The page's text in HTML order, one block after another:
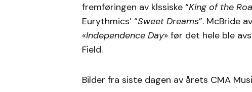
fremføringen av klssiske “King of the
Eurythmics’ “Sweet Dreams”. McBride
«Independence Day» før det hele ble
Field.
Bilder fra siste dagen av årets CMA